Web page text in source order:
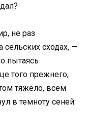
не раз
сходах, —
пытаясь
того прежнего,
тяжело, всем
в темноту сеней: